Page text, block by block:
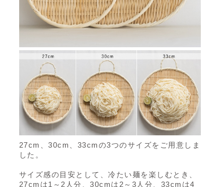
27cm、30cm、33cmの3つのサイズをご用意しま
した。
サイズ感の目安として、冷たい麺を楽しむとき、
27cmは1～2人分、30cmは2～3人分、33cmは4